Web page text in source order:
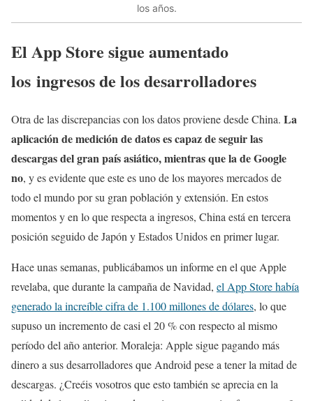
los años.
El App Store sigue aumentado
los ingresos de los desarrolladores
Otra de las discrepancias con los datos proviene desde China. La
aplicación de medición de datos es capaz de seguir las
descargas del gran país asiático, mientras que la de Google
no, y es evidente que este es uno de los mayores mercados de
todo el mundo por su gran población y extensión. En estos
momentos y en lo que respecta a ingresos, China está en tercera
posición seguido de Japón y Estados Unidos en primer lugar.
Hace unas semanas, publicábamos un informe en el que Apple
revelaba, que durante la campaña de Navidad, el App Store había
generado la increíble cifra de 1.100 millones de dólares, lo que
supuso un incremento de casi el 20 % con respecto al mismo
período del año anterior. Moraleja: Apple sigue pagando más
dinero a sus desarrolladores que Android pese a tener la mitad de
descargas. ¿Creéis vosotros que esto también se aprecia en la